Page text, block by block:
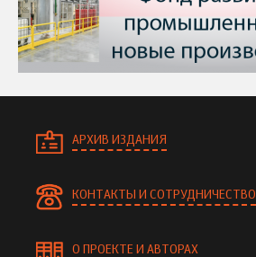
АРХИВ ИЗДАНИЯ
КОНТАКТЫ И СОТРУДНИЧЕСТВО
О ПРОЕКТЕ И АВТОРАХ